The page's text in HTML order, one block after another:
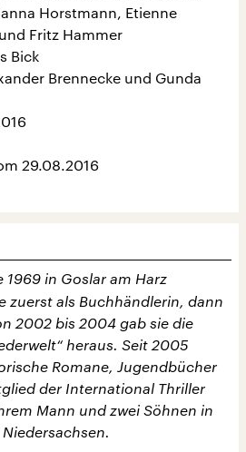
Horstmann, Etienne
Fritz Hammer
Bick
Brennecke und Gunda
29.08.2016
1969 in Goslar am Harz
zuerst als Buchhändlerin, dann
2002 bis 2004 gab sie die
heraus. Seit 2005
Romane, Jugendbücher
der International Thriller
Mann und zwei Söhnen in